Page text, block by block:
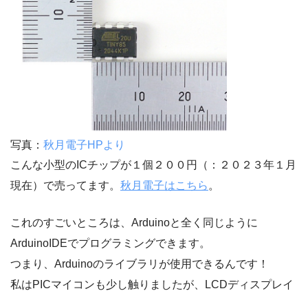
写真： 秋月電子HPより
こんな小型のICチップが１個２００円（：２０２３年１月
現在）で売ってます。 秋月電子はこちら 。
これのすごいところは、Arduinoと全く同じように
ArduinoIDEでプログラミングできます。
つまり、Arduinoのライブラリが使用できるんです！
私はPICマイコンも少し触りましたが、LCDディスプレイ